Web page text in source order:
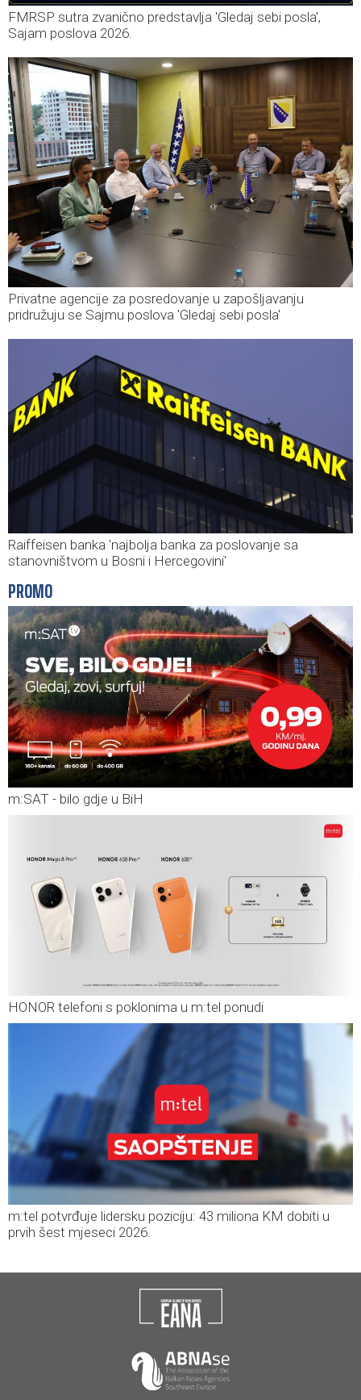
FMRSP sutra zvanično predstavlja 'Gledaj sebi posla',
Sajam poslova 2026.
Privatne agencije za posredovanje u zapošljavanju
pridružuju se Sajmu poslova 'Gledaj sebi posla'
Raiffeisen banka 'najbolja banka za poslovanje sa
stanovništvom u Bosni i Hercegovini'
PROMO
m:SAT - bilo gdje u BiH
HONOR telefoni s poklonima u m:tel ponudi
m:tel potvrđuje lidersku poziciju: 43 miliona KM dobiti u
prvih šest mjeseci 2026.